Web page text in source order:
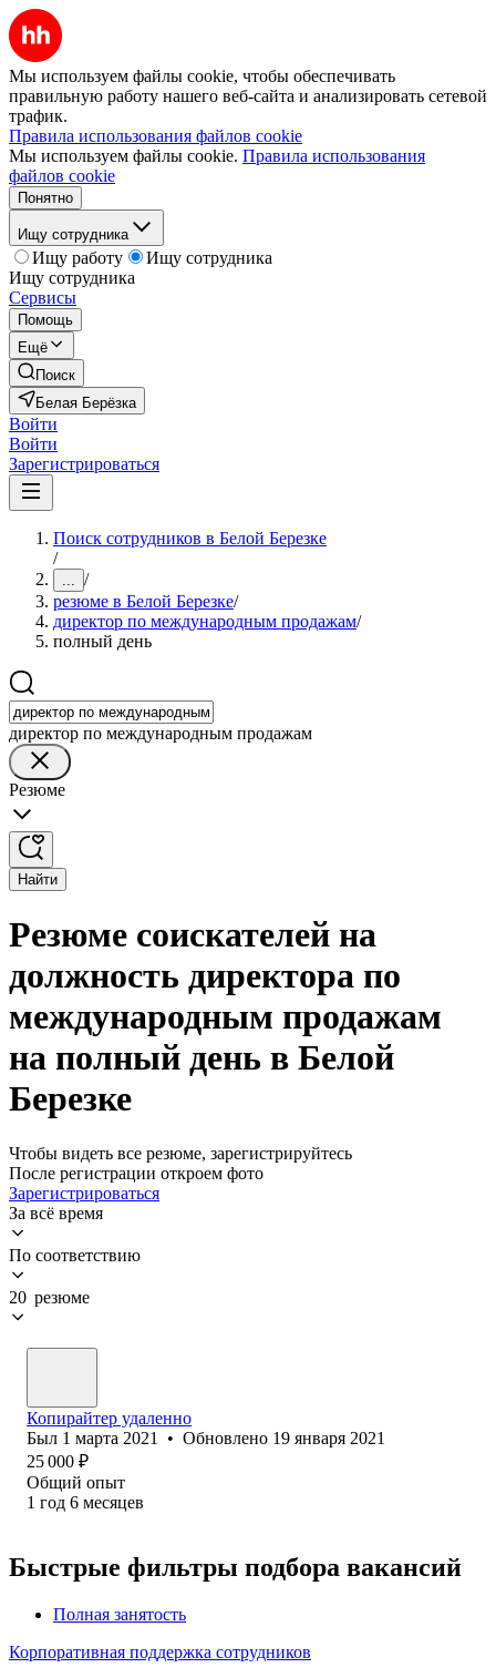
Мы используем файлы cookie, чтобы обеспечивать
правильную работу нашего веб-сайта и анализировать сетевой
трафик.
Правила использования файлов cookie
Мы используем файлы cookie. Правила использования
файлов cookie
Понятно
Ищу сотрудника
Ищу работу
Ищу сотрудника
Ищу сотрудника
Сервисы
Помощь
Ещё
Поиск
Белая Берёзка
Войти
Войти
Зарегистрироваться
Поиск сотрудников в Белой Березке
/
... /
резюме в Белой Березке/
директор по международным продажам/
полный день
директор по международным продажам
Резюме
Найти
Резюме соискателей на
должность директора по
международным продажам
на полный день в Белой
Березке
Чтобы видеть все резюме, зарегистрируйтесь
После регистрации откроем фото
Зарегистрироваться
За всё время
По соответствию
20 резюме
Копирайтер удаленно
Был 1 марта 2021 • Обновлено 19 января 2021
25 000 ₽
Общий опыт
1 год 6 месяцев
Быстрые фильтры подбора вакансий
Полная занятость
Корпоративная поддержка сотрудников